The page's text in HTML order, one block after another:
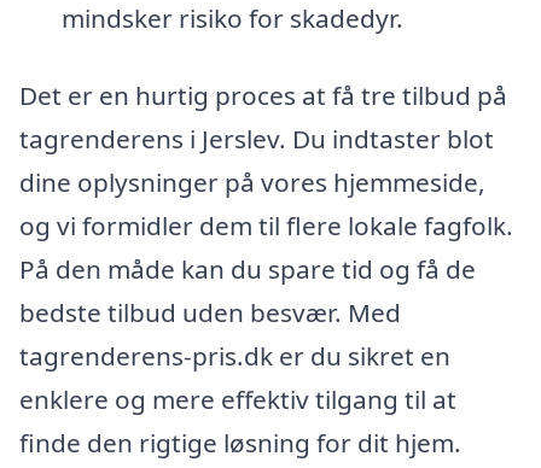
mindsker risiko for skadedyr.
Det er en hurtig proces at få tre tilbud på
tagrenderens i Jerslev. Du indtaster blot
dine oplysninger på vores hjemmeside,
og vi formidler dem til flere lokale fagfolk.
På den måde kan du spare tid og få de
bedste tilbud uden besvær. Med
tagrenderens-pris.dk er du sikret en
enklere og mere effektiv tilgang til at
finde den rigtige løsning for dit hjem.